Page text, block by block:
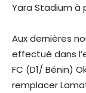
Yara Stadium à
Aux dernières
effectué dans
FC (D1/ Bénin)
remplacer